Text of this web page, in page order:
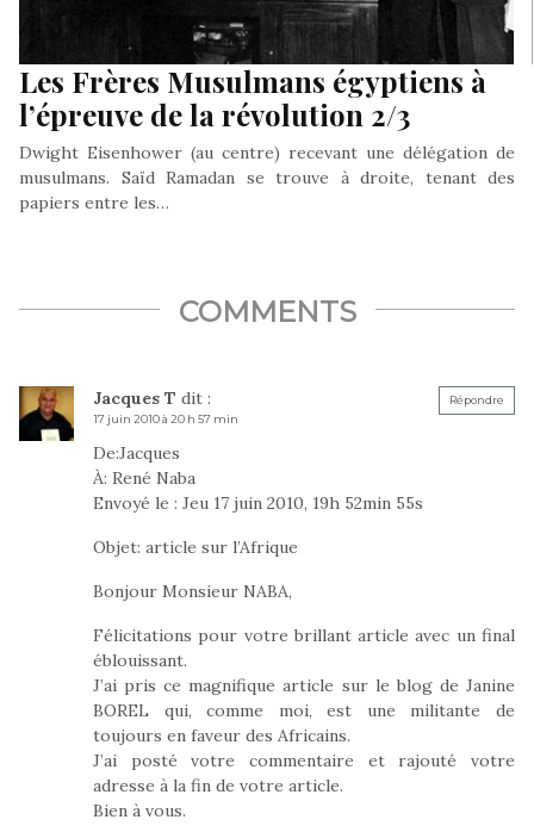
Les Frères Musulmans égyptiens à
l’épreuve de la révolution 2/3
Dwight Eisenhower (au centre) recevant une délégation de
musulmans. Saïd Ramadan se trouve à droite, tenant des
papiers entre les…
COMMENTS
Jacques T dit :
17 juin 2010 à 20 h 57 min
De:Jacques
À: René Naba
Envoyé le : Jeu 17 juin 2010, 19h 52min 55s
Objet: article sur l’Afrique
Bonjour Monsieur NABA,
Félicitations pour votre brillant article avec un final
éblouissant.
J’ai pris ce magnifique article sur le blog de Janine
BOREL qui, comme moi, est une militante de
toujours en faveur des Africains.
J’ai posté votre commentaire et rajouté votre
adresse à la fin de votre article.
Bien à vous.
Répondre